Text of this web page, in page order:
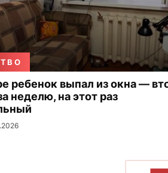
ребенок выпал из окна —
неделю, на этот раз